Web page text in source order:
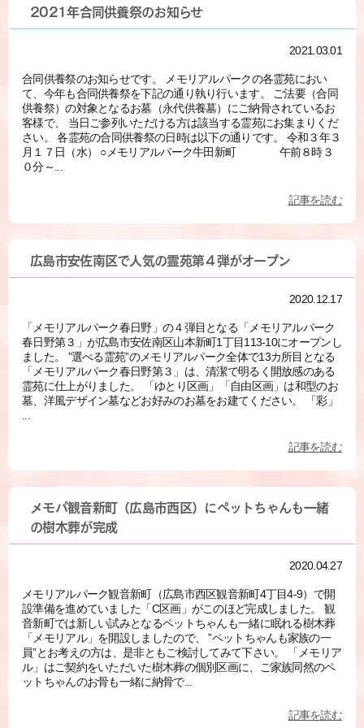
2021年合同供養祭のお知らせ
2021.03.01
合同供養祭のお知らせです。 メモリアルパークの各霊苑におい
て、今年も合同供養祭を下記の通り執り行います。 ご法要（合同
供養祭）の対象となるお墓（永代供養墓）にご納骨されているお
客様で、 当日ご参列いただける方は該当する霊苑にお集まりくだ
さい。 各霊苑の合同供養祭の日時は以下の通りです。 令和３年３
月１７日（水） ○メモリアルパーク牛田新町 午前８時３
０分～...
記事を読む
広島市安佐南区で人気の霊苑第４弾がオープン
2020.12.17
「メモリアルパーク春日野」の４弾目となる「メモリアルパーク
春日野第３」が広島市安佐南区山本新町1丁目113-10にオープンし
ました。 ”選べる霊苑”のメモリアルパーク全体で13カ所目となる
「メモリアルパーク春日野第３」は、清潔で明るく開放感のある
霊苑に仕上がりました。 「ゆとり区画」「自由区画」は和型のお
墓、洋風デザイン墓などお好みのお墓をお建てください。 「彩」
記事を読む
メモパ観音新町（広島市西区）にペットちゃんも一緒
の樹木葬が完成
2020.04.27
メモリアルパーク観音新町（広島市西区観音新町4丁目4-9）で開
設準備を進めていました「C区画」がこのほど完成しました。 観
音新町では新しい試みとなるペットちゃんも一緒に眠れる樹木葬
「メモリアル」を開設しましたので、 ”ペットちゃんも家族の一
員”とお考えの方は、是非ともご検討してみて下さい。 「メモリア
ル」はご契約をいただいた樹木葬の個別区画に、ご家族同然のペ
ットちゃんのお骨も一緒に納骨で...
記事を読む